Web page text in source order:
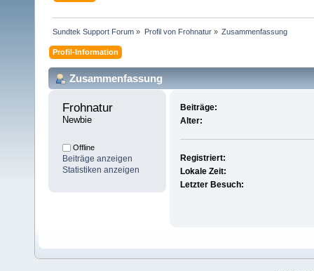
Sundtek Support Forum » Profil von Frohnatur» Zusammenfassung
Profil-Information
Zusammenfassung
Frohnatur
Newbie
Offline
Beiträge anzeigen
Statistiken anzeigen
Beiträge:
Alter:
Registriert:
Lokale Zeit:
Letzter Besuch: